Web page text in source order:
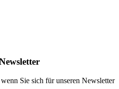
Sie sich für unseren Newsletter